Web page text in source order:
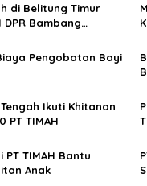
di Belitung Timur
Bambang
Pengobatan Bayi
Ikuti Khitanan
PT TIMAH
TIMAH Bantu
Anak